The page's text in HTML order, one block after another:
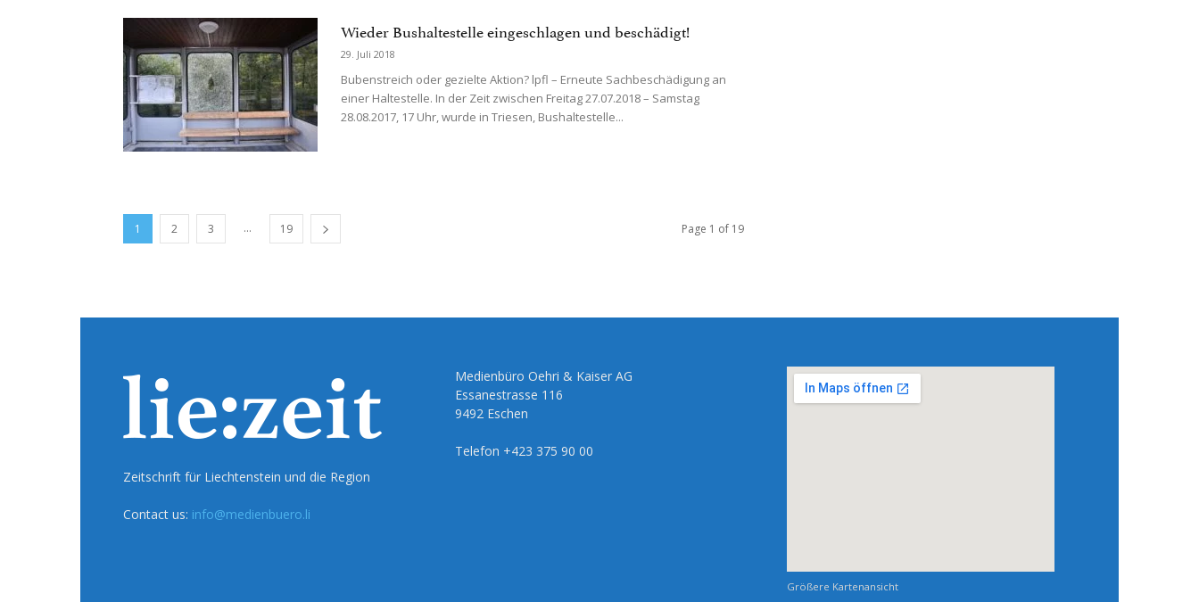
Wieder Bushaltestelle eingeschlagen und beschädigt!
29. Juli 2018
Bubenstreich oder gezielte Aktion? lpfl – Erneute Sachbeschädigung an
einer Haltestelle. In der Zeit zwischen Freitag 27.07.2018 – Samstag
28.08.2017, 17 Uhr, wurde in Triesen, Bushaltestelle...
1 2 3 ... 19 Page 1 of 19
Zeitschrift für Liechtenstein und die Region
Contact us: info@medienbuero.li
Medienbüro Oehri & Kaiser AG
Essanestrasse 116
9492 Eschen
Telefon +423 375 90 00
Größere Kartenansicht